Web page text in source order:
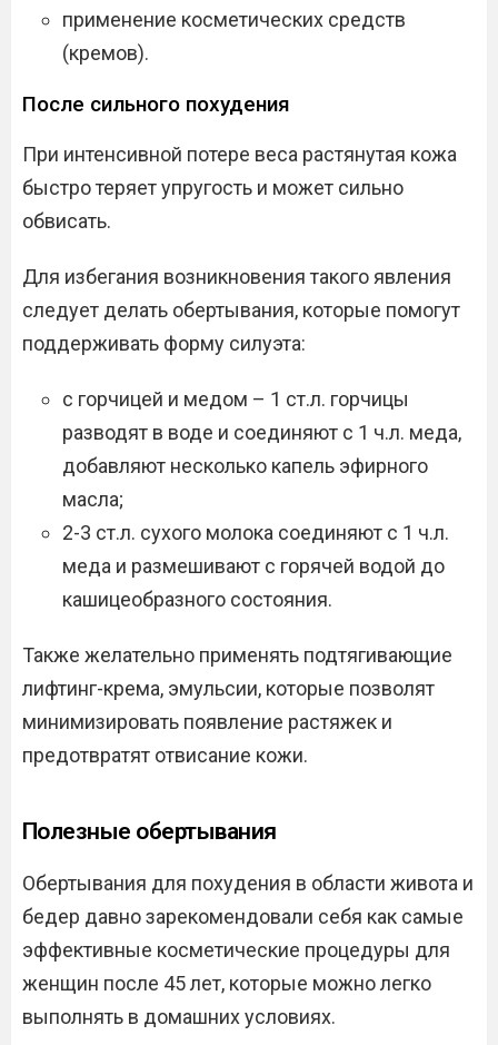
применение косметических средств
(кремов).
После сильного похудения
При интенсивной потере веса растянутая кожа
быстро теряет упругость и может сильно
обвисать.
Для избегания возникновения такого явления
следует делать обертывания, которые помогут
поддерживать форму силуэта:
с горчицей и медом – 1 ст.л. горчицы
разводят в воде и соединяют с 1 ч.л. меда,
добавляют несколько капель эфирного
масла;
2-3 ст.л. сухого молока соединяют с 1 ч.л.
меда и размешивают с горячей водой до
кашицеобразного состояния.
Также желательно применять подтягивающие
лифтинг-крема, эмульсии, которые позволят
минимизировать появление растяжек и
предотвратят отвисание кожи.
Полезные обертывания
Обертывания для похудения в области живота и
бедер давно зарекомендовали себя как самые
эффективные косметические процедуры для
женщин после 45 лет, которые можно легко
выполнять в домашних условиях.